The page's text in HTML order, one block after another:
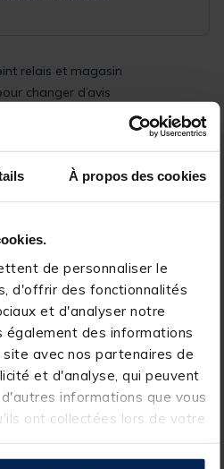
À propos des cookies
de personnaliser le
d'offrir des fonctionnalités
et d'analyser notre
des informations
avec nos partenaires de
et d'analyse, qui peuvent
informations que vous
ont collectées lors de votre
relais et magasin
changer d’avis
Spécifications
détails
Easymove SL3 Grey
technique et pratique pour
imbattable!
avec la marque
unwader respirant 3
pour répondre à la
désireux